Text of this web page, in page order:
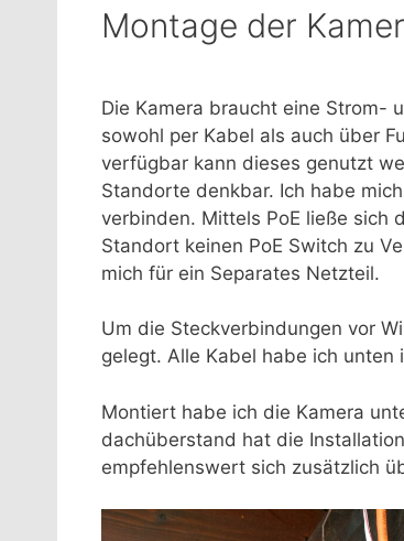
Montage der
Die Kamera braucht eine Strom-
sowohl per Kabel als auch über
verfügbar kann dieses genutzt
Standorte denkbar. Ich habe
verbinden. Mittels PoE ließe sich
Standort keinen PoE Switch zu
mich für ein Separates Netzteil.
Um die Steckverbindungen vor
gelegt. Alle Kabel habe ich unten
Montiert habe ich die Kamera
dachüberstand hat die
empfehlenswert sich zusätzlich